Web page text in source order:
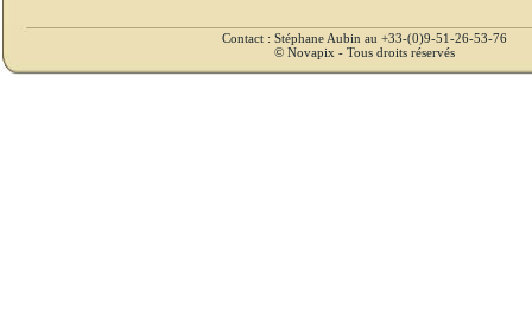
Contact : Stéphane Aubin au +33-(0)9-51-26-53-76
© Novapix - Tous droits réservés